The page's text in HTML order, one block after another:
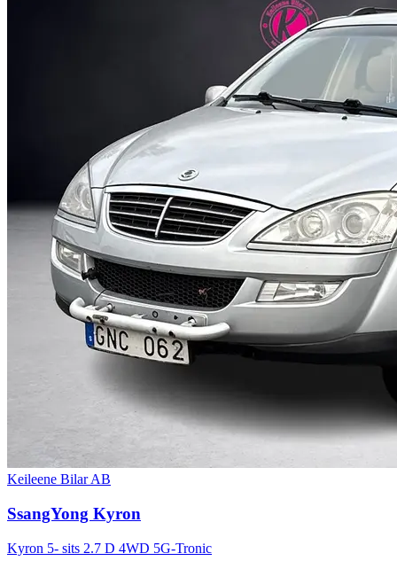
Keileene Bilar AB
SsangYong Kyron
Kyron 5- sits 2.7 D 4WD 5G-Tronic